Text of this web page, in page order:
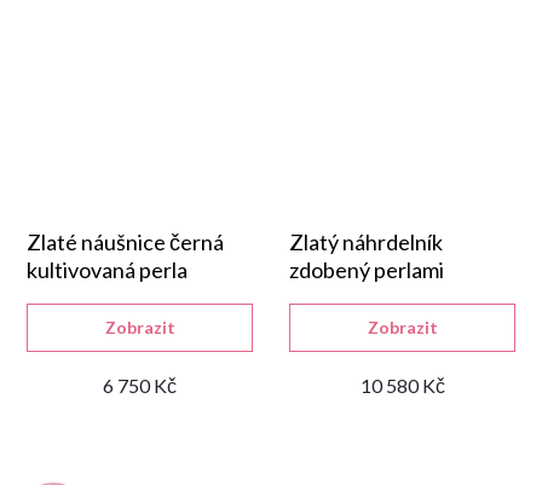
Zlaté náušnice černá
kultivovaná perla
6 750 Kč
Zobrazit
Zlatý náhrdelník
zdobený perlami
10 580 Kč
Zobrazit